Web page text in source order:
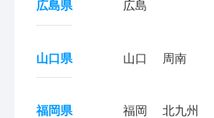
広島県 広島
山口県 山口 周南
福岡県 福岡 北九州